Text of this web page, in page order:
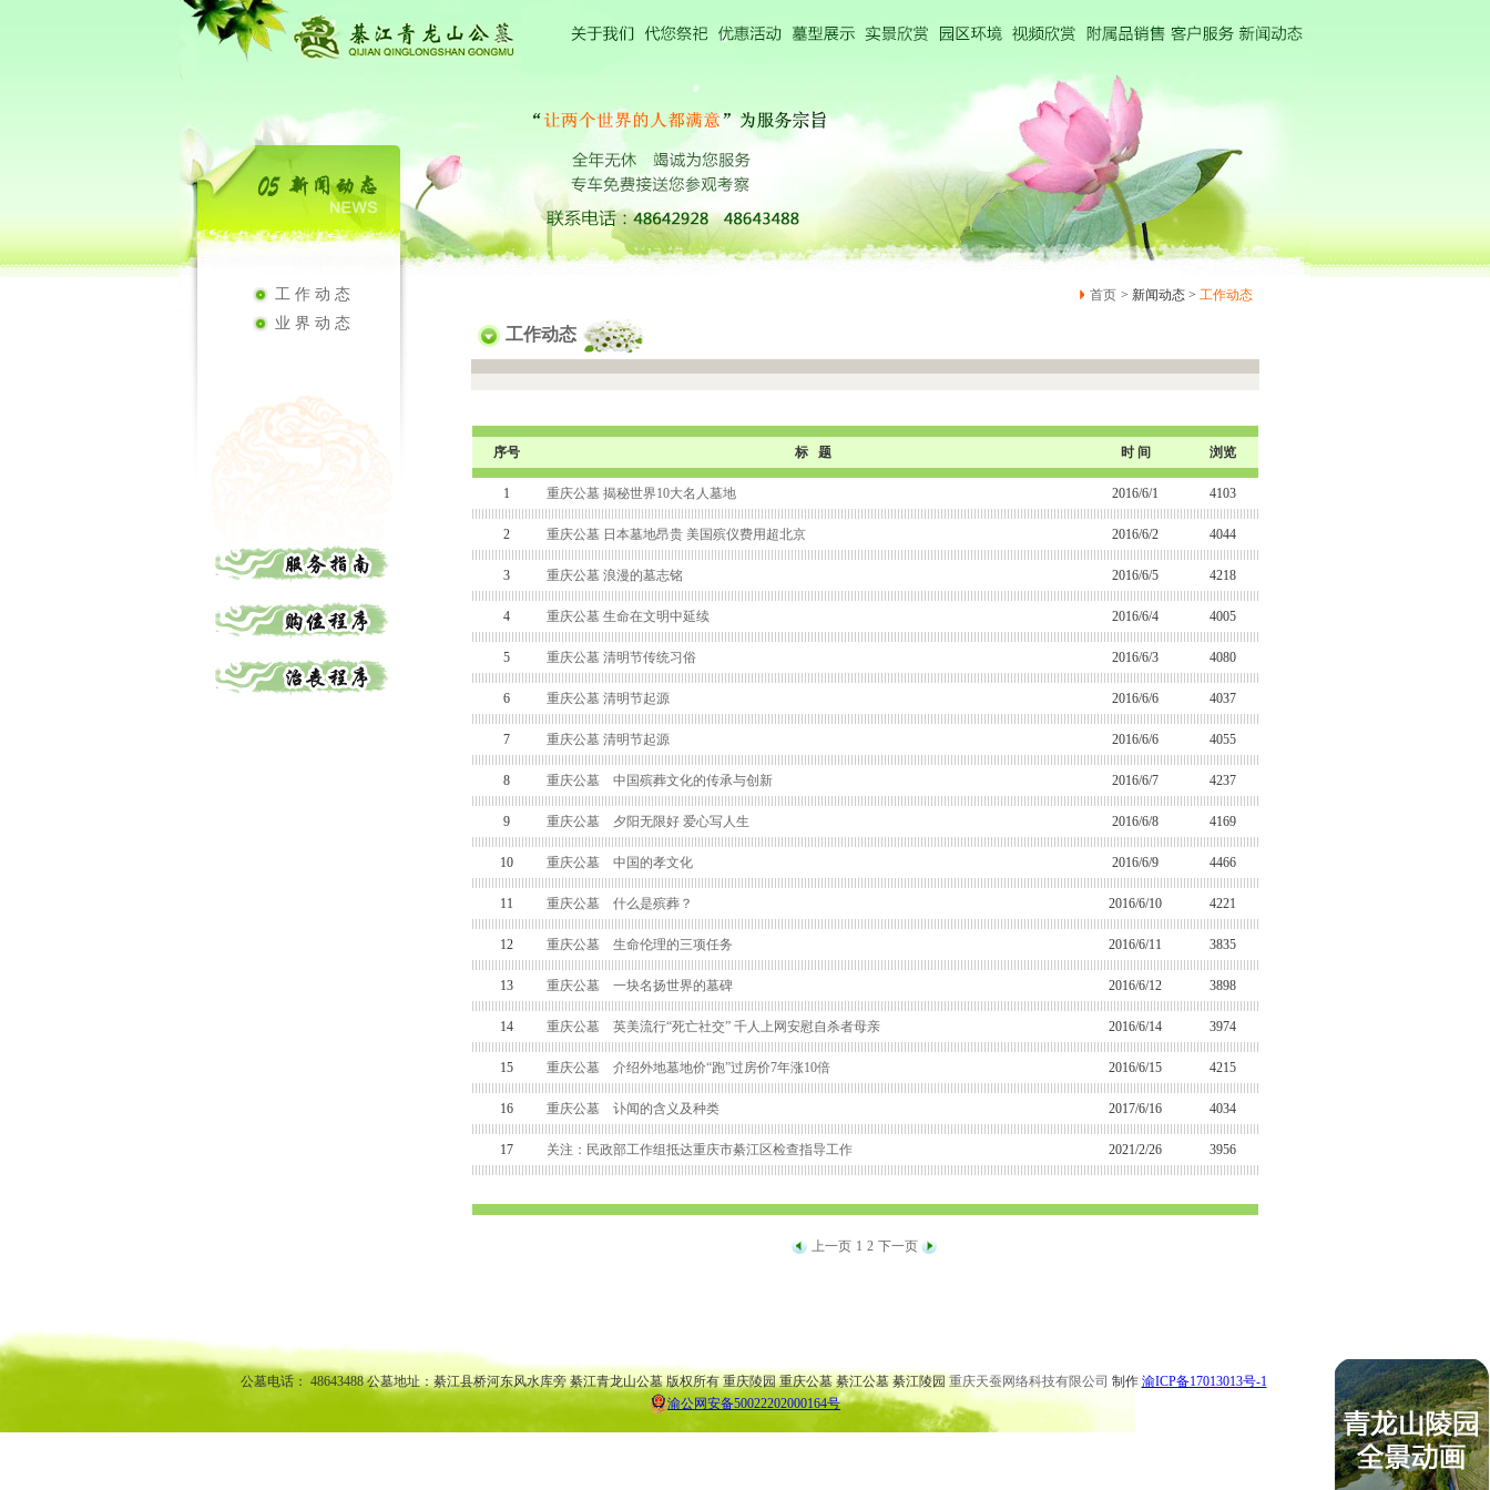
工作动态
业界动态
首页 > 新闻动态 > 工作动态
工作动态
序号 标 题 时 间 浏览
1 重庆公墓 揭秘世界10大名人墓地 2016/6/1 4103
2 重庆公墓 日本墓地昂贵 美国殡仪费用超北京 2016/6/2 4044
3 重庆公墓 浪漫的墓志铭 2016/6/5 4218
4 重庆公墓 生命在文明中延续 2016/6/4 4005
5 重庆公墓 清明节传统习俗 2016/6/3 4080
6 重庆公墓 清明节起源 2016/6/6 4037
7 重庆公墓 清明节起源 2016/6/6 4055
8 重庆公墓 中国殡葬文化的传承与创新 2016/6/7 4237
9 重庆公墓 夕阳无限好 爱心写人生 2016/6/8 4169
10 重庆公墓 中国的孝文化 2016/6/9 4466
11 重庆公墓 什么是殡葬？ 2016/6/10 4221
12 重庆公墓 生命伦理的三项任务 2016/6/11 3835
13 重庆公墓 一块名扬世界的墓碑 2016/6/12 3898
14 重庆公墓 英美流行“死亡社交” 千人上网安慰自杀者母亲 2016/6/14 3974
15 重庆公墓 介绍外地墓地价“跑”过房价7年涨10倍 2016/6/15 4215
16 重庆公墓 讣闻的含义及种类 2017/6/16 4034
17 关注：民政部工作组抵达重庆市綦江区检查指导工作 2021/2/26 3956
上一页 1 2 下一页
公墓电话： 48643488 公墓地址：綦江县桥河东风水库旁 綦江青龙山公墓 版权所有 重庆陵园 重庆公墓 綦江公墓 綦江陵园 重庆天蚕网络科技有限公司 制作 渝ICP备17013013号-1
渝公网安备50022202000164号